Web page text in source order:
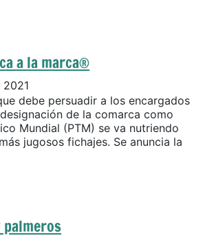
a la marca®
2021
debe persuadir a los encargados
de la comarca como
Mundial (PTM) se va nutriendo
jugosos fichajes. Se anuncia la